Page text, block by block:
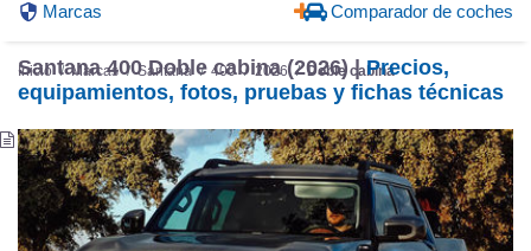
Marcas Comparador de coches
Inicio Marcas Santana 400 2026 Doble cabina
Santana 400 Doble cabina (2026) |Precios,
equipamientos, fotos, pruebas y fichas técnicas